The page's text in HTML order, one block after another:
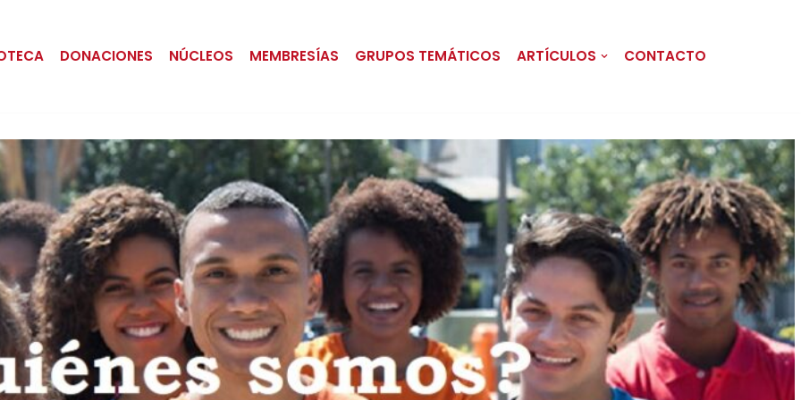
DONACIONES NÚCLEOS MEMBRESÍAS GRUPOS TEMÁTICOS ARTÍCULOS CONTACTO